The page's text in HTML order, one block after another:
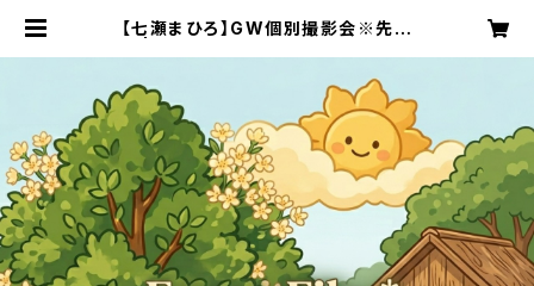
【七瀬まひろ】GW個別撮影会※先着